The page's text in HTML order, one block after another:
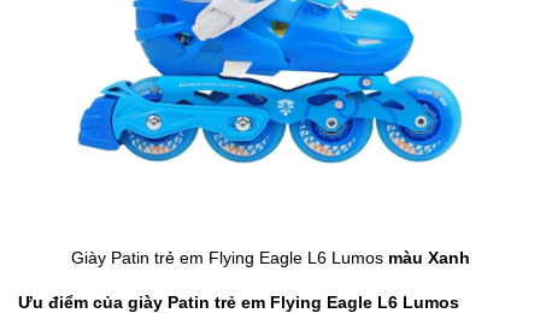
Giày Patin trẻ em Flying Eagle L6 Lumos màu Xanh
Ưu điểm của giày Patin trẻ em Flying Eagle L6 Lumos